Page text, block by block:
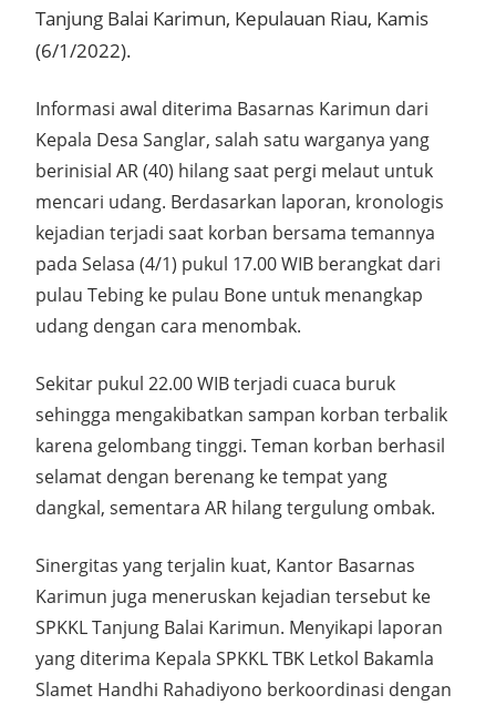
Tanjung Balai Karimun, Kepulauan Riau, Kamis
(6/1/2022).
Informasi awal diterima Basarnas Karimun dari
Kepala Desa Sanglar, salah satu warganya yang
berinisial AR (40) hilang saat pergi melaut untuk
mencari udang. Berdasarkan laporan, kronologis
kejadian terjadi saat korban bersama temannya
pada Selasa (4/1) pukul 17.00 WIB berangkat dari
pulau Tebing ke pulau Bone untuk menangkap
udang dengan cara menombak.
Sekitar pukul 22.00 WIB terjadi cuaca buruk
sehingga mengakibatkan sampan korban terbalik
karena gelombang tinggi. Teman korban berhasil
selamat dengan berenang ke tempat yang
dangkal, sementara AR hilang tergulung ombak.
Sinergitas yang terjalin kuat, Kantor Basarnas
Karimun juga meneruskan kejadian tersebut ke
SPKKL Tanjung Balai Karimun. Menyikapi laporan
yang diterima Kepala SPKKL TBK Letkol Bakamla
Slamet Handhi Rahadiyono berkoordinasi dengan